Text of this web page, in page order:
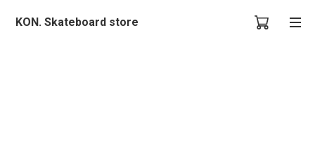
KON. Skateboard store